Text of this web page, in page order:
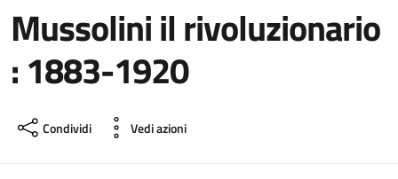
Mussolini il rivoluzionario
: 1883-1920
Condividi Vedi azioni